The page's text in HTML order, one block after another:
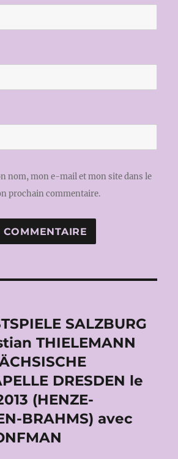
nom, mon e-mail et mon site dans le
prochain commentaire.
SALZBURG
THIELEMANN
DRESDEN le
(HENZE-
BRAHMS) avec